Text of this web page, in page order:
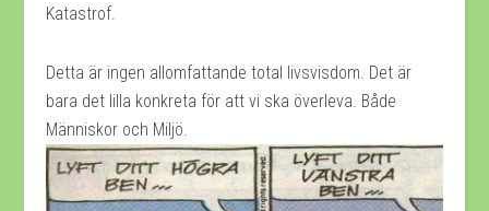
Katastrof.
Detta är ingen allomfattande total livsvisdom. Det är
bara det lilla konkreta för att vi ska överleva. Både
Människor och Miljö.